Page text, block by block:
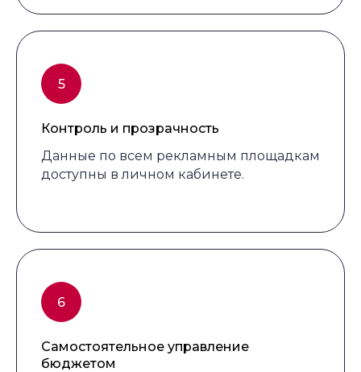
Контроль и прозрачность
Данные по всем рекламным площадкам
доступны в личном кабинете.
Самостоятельное управление
бюджетом